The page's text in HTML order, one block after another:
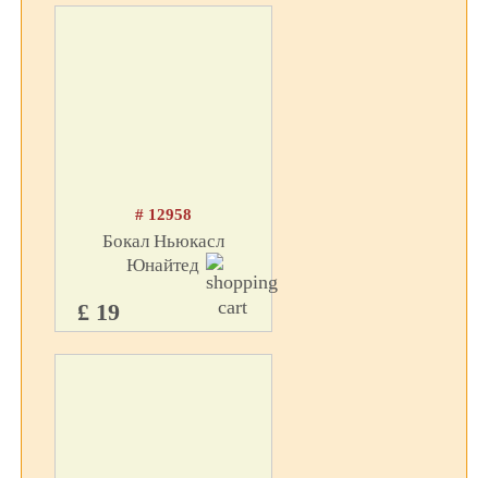
# 12958
Бокал Ньюкасл
Юнайтед
£ 19